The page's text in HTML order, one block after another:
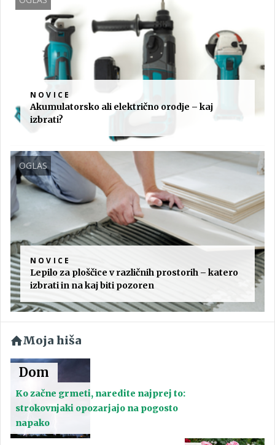
NOVICE
Akumulatorsko ali električno orodje – kaj
izbrati?
OGLAS
NOVICE
Lepilo za ploščice v različnih prostorih – katero
izbrati in na kaj biti pozoren
Moja hiša
Dom
Ko začne grmeti, naredite najprej to:
strokovnjaki opozarjajo na pogosto
napako